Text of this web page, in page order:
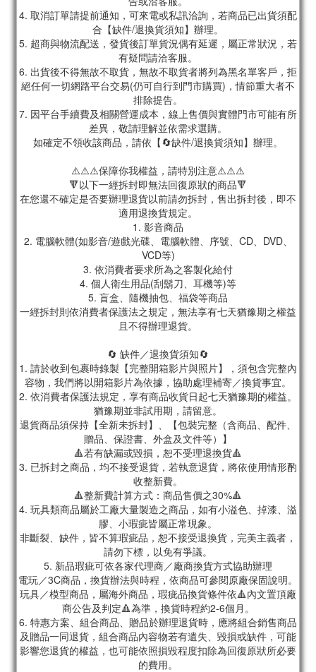
4. 取消訂單請提前通知，可來電或私訊洽詢，若商品已出貨須配
合【缺件/退換貨須知】辦理。
5. 超商與物流配送，發貨後訂單貨況偶有延遲，屬正常狀況，若
有疑問請洽客服。
6. 出貨後不得無故不取貨，無故不取貨者將列為黑名單客戶，拒
絕任何一切網路平台交易(仍可自行到門市購買)，情節重大者不
排除提告。
7. 因平台手續費及相關營運成本，線上售價與實體門市可能有所
差異，敬請理解並依需求選購。
如確定不領收該商品，請依【🔄缺件/退換貨須知】辦理。
⚠️⚠️⚠️保障你我權益，請特別注意⚠️⚠️⚠️
🔻以下一經拆封即無法回復原狀的商品🔻
在您還不確定是否要辦理退貨以前請勿拆封，售出拆封後，即不
適用退換貨規定。
1. 影音商品
2. 電腦軟體(如影音/遊戲光碟、電腦軟體、序號、CD、DVD、
VCD等)
3. 依消費者要求所為之客製化給付
4. 個人衛生用品(刮鬍刀、耳機等)等
5. 盲盒、隨機抽包、福袋等商品
一經拆封則依消費者保護法之規定，無法享有七天猶豫期之權益
且不得辦理退貨。
🔄 缺件／退換貨須知🔄
1. 請於收到包裹時錄製【完整開箱影片與照片】，須包含完整內
容物，我們將以開箱影片為依據，協助處理補寄／換貨事宜。
2. 依消費者保護法規定，享有商品收貨日起七天猶豫期的權益。
猶豫期並非試用期，請留意。
退貨商品須保持【全新未拆封】、【包裝完整（含商品、配件、
贈品、保證書、外盒及文件等）】
🔺若有缺漏或毀損，恕不受理退換貨🔺
3. 已拆封之商品，均不接受退貨，若執意退貨，將依使用情形酌
收整新費。
🔺整新費計算方式：商品售價之30%🔺
4. 玩具類商品屬於工廠大量製造之商品，如有小溢色、掉漆、溢
膠、小瑕疵皆屬正常現象。
非斷裂、缺件，皆不算瑕疵品，恕不接受退換貨，完美主義者，
請勿下標，以免有爭議。
5. 新品瑕疵可依各家代理商／廠商換貨方式協助辦理
電玩／3C商品，換貨辦法與時程，依商品可參閱原廠保固說明。
玩具／模型商品，屬海外商品，瑕疵品換貨條件依🔺內文置頂廠
商公告及判定🔺為準，換貨時程約2-6個月。
6. 特惠方案、組合商品、贈品於辦理退貨時，應將組合銷售商品
及贈品一同退貨，組合商品內容物若有遺失、毀損或缺件，可能
影響您退貨的權益，也可能依照損毀程度扣除為回復原狀所必要
的費用。